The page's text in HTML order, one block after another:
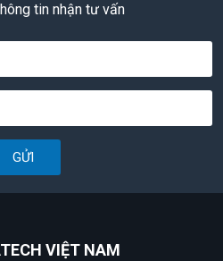
tin nhận tư vấn
GỬI
VIỆT NAM